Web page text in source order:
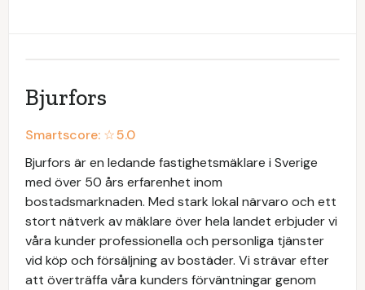
Bjurfors
Smartscore: ☆5.0
Bjurfors är en ledande fastighetsmäklare i Sverige
med över 50 års erfarenhet inom
bostadsmarknaden. Med stark lokal närvaro och ett
stort nätverk av mäklare över hela landet erbjuder vi
våra kunder professionella och personliga tjänster
vid köp och försäljning av bostäder. Vi strävar efter
att överträffa våra kunders förväntningar genom